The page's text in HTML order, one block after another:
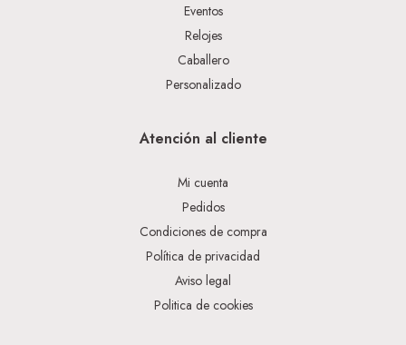
Eventos
Relojes
Caballero
Personalizado
Atención al cliente
Mi cuenta
Pedidos
Condiciones de compra
Política de privacidad
Aviso legal
Politica de cookies